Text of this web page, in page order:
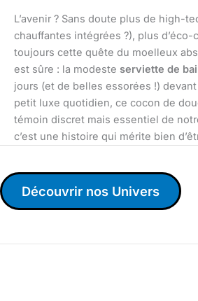
L’avenir ? Sans doute plus de high-
chauffantes intégrées ?), plus
toujours cette quête du moelleux
est sûre : la modeste serviette de
jours (et de belles essorées !)
petit luxe quotidien, ce cocon de
témoin discret mais essentiel de
c’est une histoire qui mérite bien
Découvrir nos Univers